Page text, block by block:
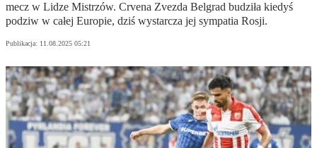
mecz w Lidze Mistrzów. Crvena Zvezda Belgrad budziła kiedyś
podziw w całej Europie, dziś wystarcza jej sympatia Rosji.
Publikacja: 11.08.2025 05:21